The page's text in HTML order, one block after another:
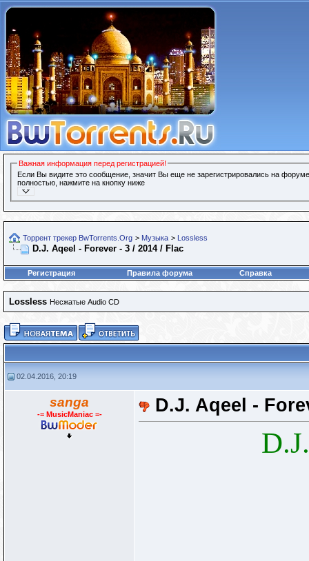
Важная информация перед регистрацией!
Если Вы видите это сообщение, значит Вы еще не зарегистрировались на
полностью, нажмите на кнопку ниже
Торрент трекер BwTorrents.Org > Музыка > Lossless
D.J. Aqeel - Forever - 3 / 2014 / Flac
Регистрация Правила форума Справка
Lossless Несжатые Audio CD
02.04.2016, 20:19
sanga
-= MusicManiac =- D.J. Aqeel -